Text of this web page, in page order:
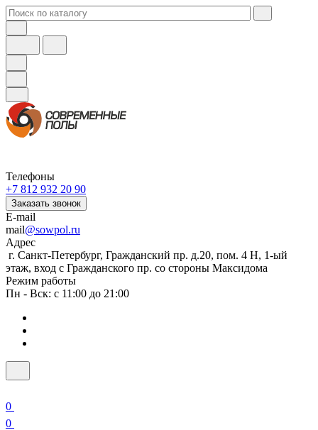
Телефоны
+7 812 932 20 90
Заказать звонок
E-mail
mail@sowpol.ru
Адрес
г. Санкт-Петербург, Гражданский пр. д.20, пом. 4 Н, 1-ый
этаж, вход с Гражданского пр. со стороны Максидома
Режим работы
Пн - Вск: с 11:00 до 21:00
0
0